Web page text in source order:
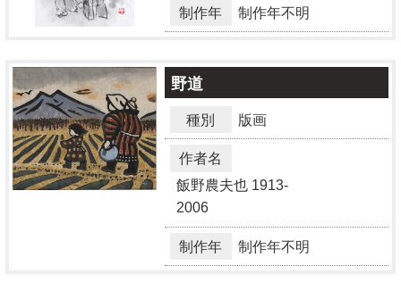
制作年 制作年不明
野道
種別 版画
作者名
飯野農夫也 1913-
2006
制作年 制作年不明